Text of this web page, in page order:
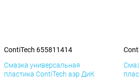
ContiTech 655811414
Смазка универсальная
пластика ContiTech аэр ДиК